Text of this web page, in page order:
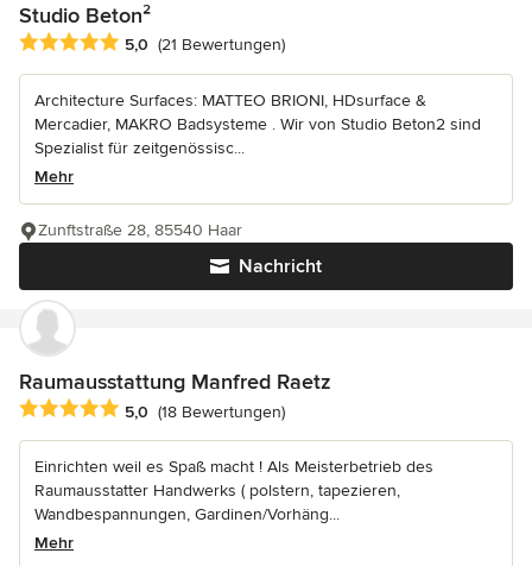
Studio Beton²
Durchschnittliche Bewertung: 5 von 5 Sternen
5,0 (21 Bewertungen)
Architecture Surfaces: MATTEO BRIONI, HDsurface &
Mercadier, MAKRO Badsysteme . Wir von Studio Beton2 sind
Spezialist für zeitgenössisc...
Mehr
Nachricht
Zunftstraße 28, 85540 Haar
Raumausstattung Manfred Raetz
Durchschnittliche Bewertung: 5 von 5 Sternen
5,0 (18 Bewertungen)
Einrichten weil es Spaß macht ! Als Meisterbetrieb des
Raumausstatter Handwerks ( polstern, tapezieren,
Wandbespannungen, Gardinen/Vorhäng...
Mehr